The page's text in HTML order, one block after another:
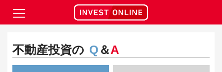
不動産投資の Q ＆A